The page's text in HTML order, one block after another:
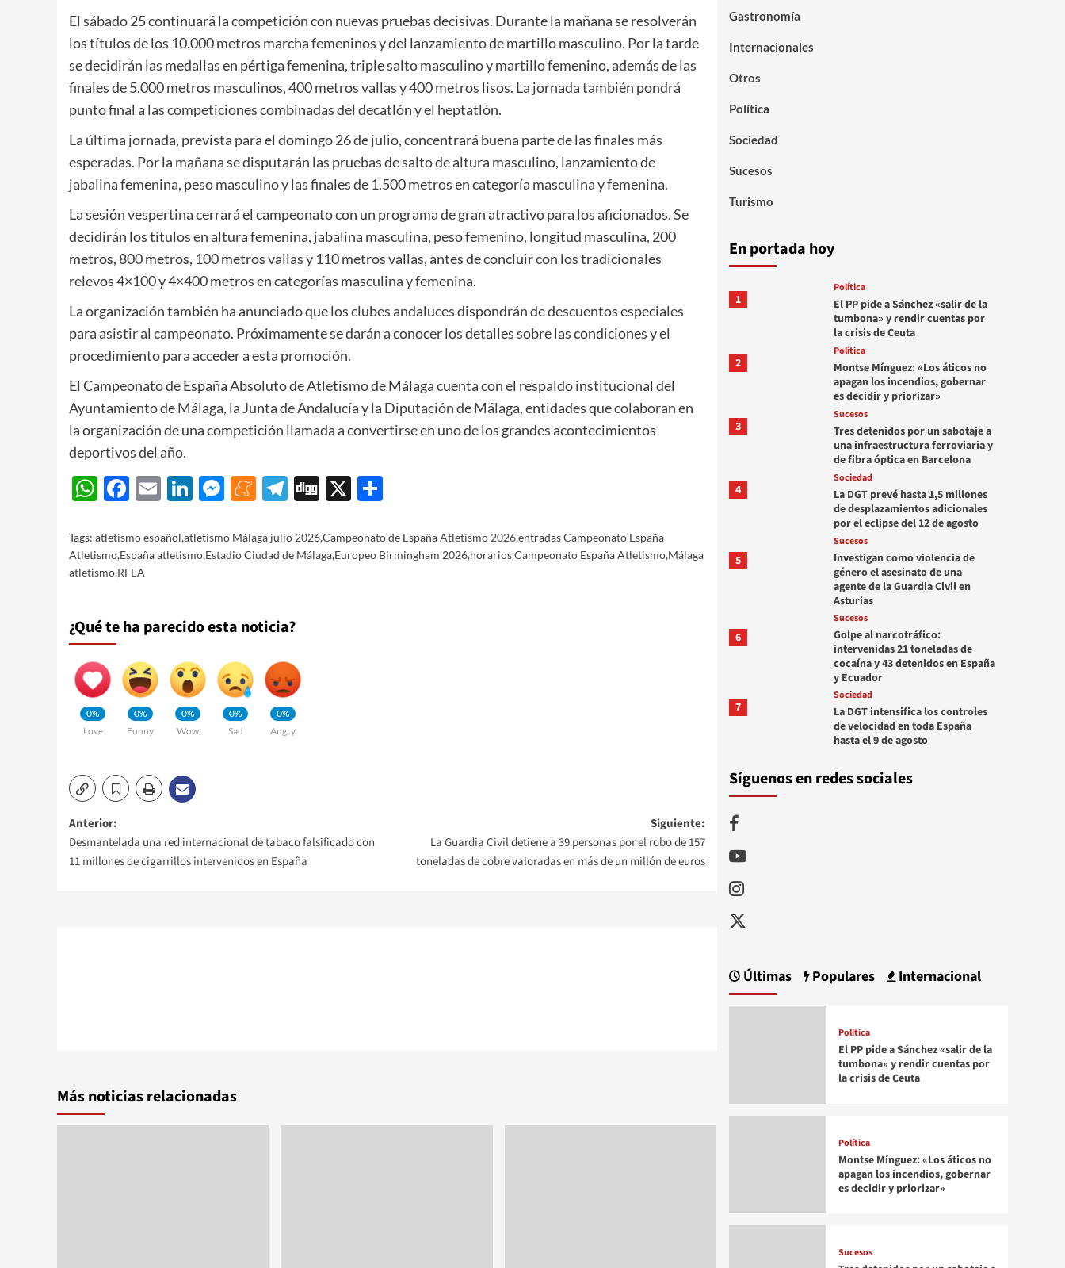
El sábado 25 continuará la competición con nuevas pruebas decisivas. Durante la mañana se resolverán
los títulos de los 10.000 metros marcha femeninos y del lanzamiento de martillo masculino. Por la tarde
se decidirán las medallas en pértiga femenina, triple salto masculino y martillo femenino, además de las
finales de 5.000 metros masculinos, 400 metros vallas y 400 metros lisos. La jornada también pondrá
punto final a las competiciones combinadas del decatlón y el heptatlón.
La última jornada, prevista para el domingo 26 de julio, concentrará buena parte de las finales más
esperadas. Por la mañana se disputarán las pruebas de salto de altura masculino, lanzamiento de
jabalina femenina, peso masculino y las finales de 1.500 metros en categoría masculina y femenina.
La sesión vespertina cerrará el campeonato con un programa de gran atractivo para los aficionados. Se
decidirán los títulos en altura femenina, jabalina masculina, peso femenino, longitud masculina, 200
metros, 800 metros, 100 metros vallas y 110 metros vallas, antes de concluir con los tradicionales
relevos 4×100 y 4×400 metros en categorías masculina y femenina.
La organización también ha anunciado que los clubes andaluces dispondrán de descuentos especiales
para asistir al campeonato. Próximamente se darán a conocer los detalles sobre las condiciones y el
procedimiento para acceder a esta promoción.
El Campeonato de España Absoluto de Atletismo de Málaga cuenta con el respaldo institucional del
Ayuntamiento de Málaga, la Junta de Andalucíay la Diputación de Málaga, entidades que colaboran en
la organización de una competición llamada a convertirse en uno de los grandes acontecimientos
deportivos del año.
WhatsApp
Facebook
EmailLinkedIn
Messenger
Meneame
Telegram
Digg
X
Tags: atletismo español,atletismo Málaga julio 2026,Campeonato de España Atletismo 2026,entradas Campeonato España
Atletismo,España atletismo,Estadio Ciudad de Málaga,Europeo Birmingham 2026,horarios Campeonato España Atletismo,Málaga
atletismo,RFEA
¿Qué te ha parecido esta noticia?
0%
Love
0%
Funny
0%
Wow
0%
Sad
0%
Angry
Navegación
de
Anterior:
Desmantelada una red internacional de tabaco falsificado con
11 millones de cigarrillos intervenidos en España
Siguiente:
La Guardia Civil detiene a 39 personas por el robo de 157
toneladas de cobre valoradas en más de un millón de euros
Más noticias relacionadas
Gastronomía
Internacionales
Otros
Política
Sociedad
Sucesos
Turismo
En portada hoy
1
Política
El PP pide a Sánchez «salir de la
tumbona» y rendir cuentas por
la crisis de Ceuta
2
Política
Montse Mínguez: «Los áticos no
apagan los incendios, gobernar
es decidir y priorizar»
3
Sucesos
Tres detenidos por un sabotaje a
una infraestructura ferroviaria y
de fibra óptica en Barcelona
4
Sociedad
La DGT prevé hasta 1,5 millones
de desplazamientos adicionales
por el eclipse del 12 de agosto
5
Sucesos
Investigan como violencia de
género el asesinato de una
agente de la Guardia Civil en
Asturias
6
Sucesos
Golpe al narcotráfico:
intervenidas 21 toneladas de
cocaína y 43 detenidos en España
y Ecuador
7
Sociedad
La DGT intensifica los controles
de velocidad en toda España
hasta el 9 de agosto
Síguenos en redes sociales
Facebook
Youtube
Instagram
Twitter
Últimas Populares Internacional
Política
El PP pide a Sánchez «salir de la
tumbona» y rendir cuentas por
la crisis de Ceuta
Política
Montse Mínguez: «Los áticos no
apagan los incendios, gobernar
es decidir y priorizar»
Sucesos